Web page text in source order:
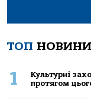
ТОП
1
Культурні
протягом